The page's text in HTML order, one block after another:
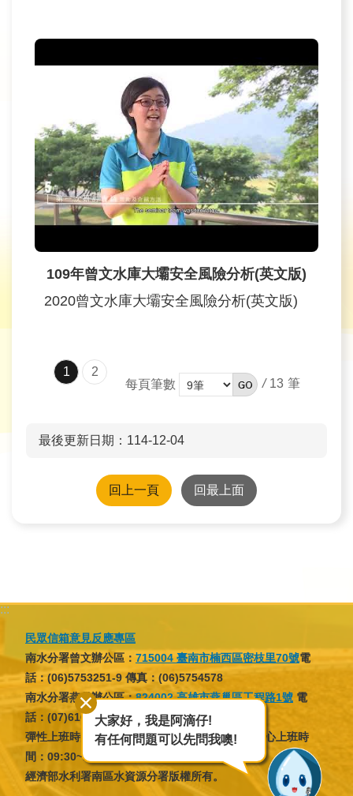
109年曾文水庫大壩安全風險分析(英文版)
2020曾文水庫大壩安全風險分析(英文版)
1
2
每頁筆數
/ 13
最後更新日期：114-12-04
回上一頁 回最上面
:::
民眾信箱意見反應專區
南水分署曾文辦公區： 715004 臺南市楠西區密枝里70號電
話：(06)5753251-9 傳真：(06)5754578
南水分署燕巢辦公區：824002 高雄市燕巢區工程路1號 電
話：(07)6166137 傳真：(07)6166046
彈性上班時間：07:30~09:30，16:30~18:30；核心上班時
間：09:30~12:30，13:30~16:30
經濟部水利署南區水資源分署版權所有。
大家好，我是阿滴仔!
有任何問題可以先問我噢!